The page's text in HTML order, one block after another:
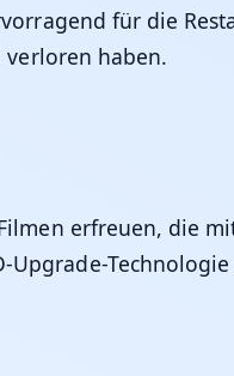
für die
verloren haben.
erfreuen, die
Upgrade-